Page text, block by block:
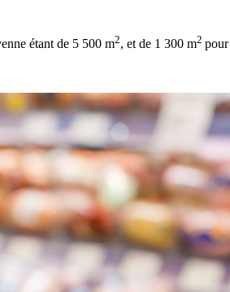
étant de 5 500 m2, et de 1 300 m2 pour